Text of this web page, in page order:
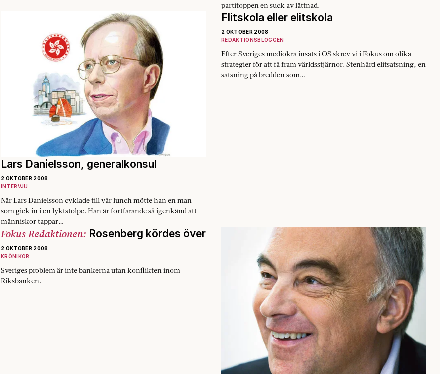
partitoppen en suck av lättnad.
Lars Danielsson, generalkonsul
2 OKTOBER 2008
INTERVJU
När Lars Danielsson cyklade till vår lunch mötte han en man
som gick in i en lyktstolpe. Han är fortfarande så igenkänd att
människor tappar…
Flitskola eller elitskola
2 OKTOBER 2008
REDAKTIONSBLOGGEN
Efter Sveriges mediokra insats i OS skrev vi i Fokus om olika
strategier för att få fram världsstjärnor. Stenhård elitsatsning, en
satsning på bredden som…
Fokus Redaktionen: Rosenberg kördes över
2 OKTOBER 2008
KRÖNIKOR
Sveriges problem är inte bankerna utan konflikten inom
Riksbanken.